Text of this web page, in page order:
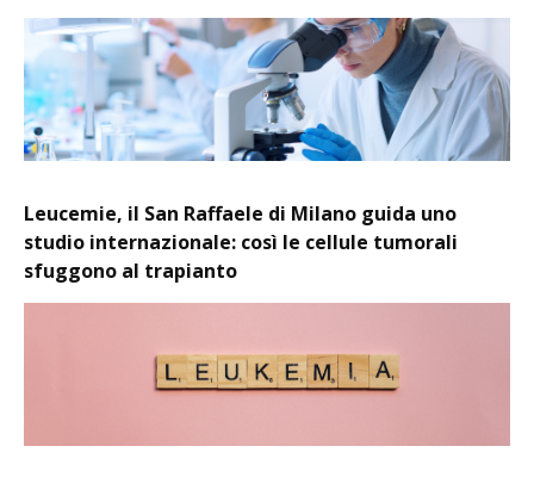
Leucemie, il San Raffaele di Milano guida uno
studio internazionale: così le cellule tumorali
sfuggono al trapianto